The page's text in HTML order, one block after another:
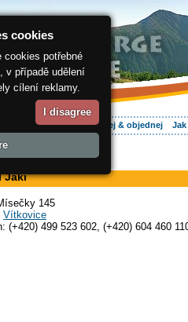
Ubytování Hledej & objednej
>
Jaki
145
Vítkovice
(+420) 499 523 602, (+420) 604 460
cookies
cookies potřebné
v případě udělení
cílení reklamy.
I disagree